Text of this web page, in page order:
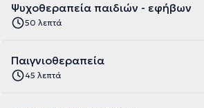
Ψυχοθεραπεία παιδιών - εφήβων
50 λεπτά
Παιγνιοθεραπεία
45 λεπτά